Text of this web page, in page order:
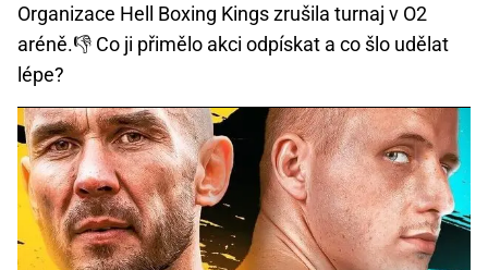
Organizace Hell Boxing Kings zrušila turnaj v O2
aréně.👎 Co ji přimělo akci odpískat a co šlo udělat
lépe?